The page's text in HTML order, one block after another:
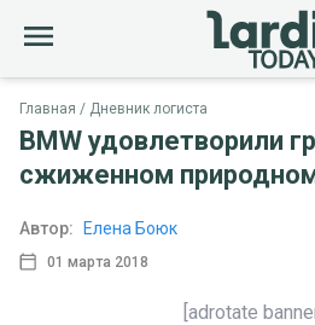
Главная Дневник логиста
BMW удовлетворили
сжиженном
01 марта 2018
Автор: Елена Боюк
[adrotate